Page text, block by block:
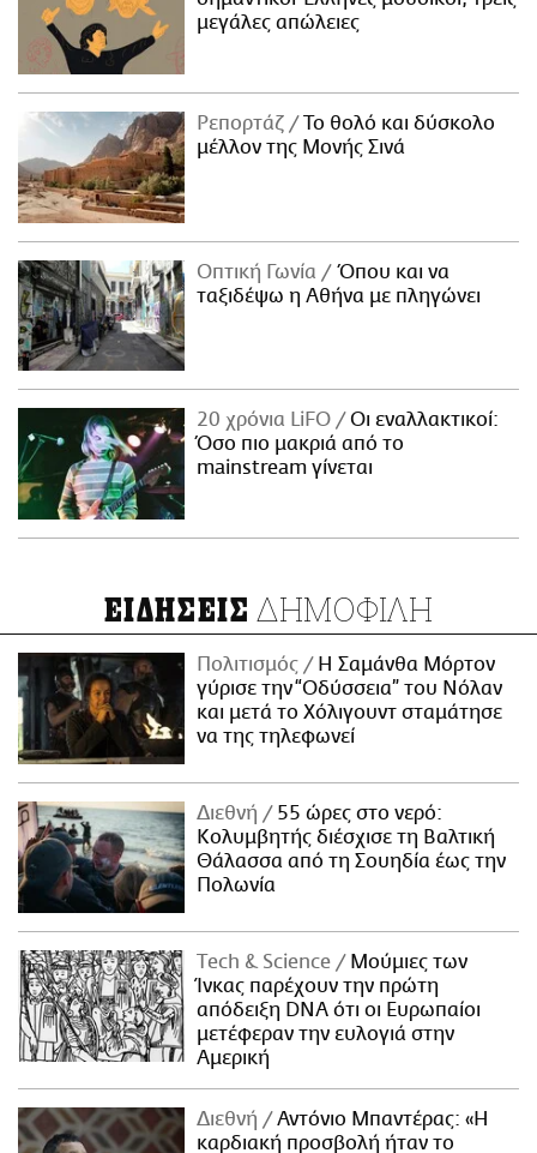
μεγάλες απώλειες
Ρεπορτάζ
Το θολό και δύσκολο
μέλλον της Μονής Σινά
Οπτική Γωνία
Όπου και να
ταξιδέψω η Αθήνα με πληγώνει
20 χρόνια LiFO
Οι εναλλακτικοί:
Όσο πιο μακριά από το
mainstream γίνεται
ΕΙΔΗΣΕΙΣ ΔΗΜΟΦΙΛΗ
Πολιτισμός
Η Σαμάνθα Μόρτον
γύρισε την “Οδύσσεια” του Νόλαν
και μετά το Χόλιγουντ σταμάτησε
να της τηλεφωνεί
Διεθνή
55 ώρες στο νερό:
Κολυμβητής διέσχισε τη Βαλτική
Θάλασσα από τη Σουηδία έως την
Πολωνία
Τech & Science
Μούμιες των
Ίνκας παρέχουν την πρώτη
απόδειξη DNA ότι οι Ευρωπαίοι
μετέφεραν την ευλογιά στην
Αμερική
Διεθνή
Αντόνιο Μπαντέρας: «Η
καρδιακή προσβολή ήταν το